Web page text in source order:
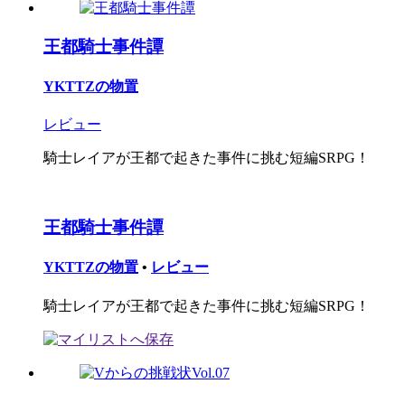
王都騎士事件譚
YKTTZの物置
レビュー
騎士レイアが王都で起きた事件に挑む短編SRPG！
王都騎士事件譚
YKTTZの物置 • レビュー
騎士レイアが王都で起きた事件に挑む短編SRPG！